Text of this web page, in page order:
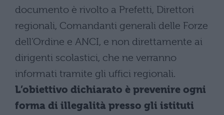
documento è rivolto a Prefetti, Direttori
regionali, Comandanti generali delle Forze
dell’Ordine e ANCI, e non direttamente ai
dirigenti scolastici, che ne verranno
informati tramite gli uffici regionali.
L’obiettivo dichiarato è prevenire ogni
forma di illegalità presso gli istituti